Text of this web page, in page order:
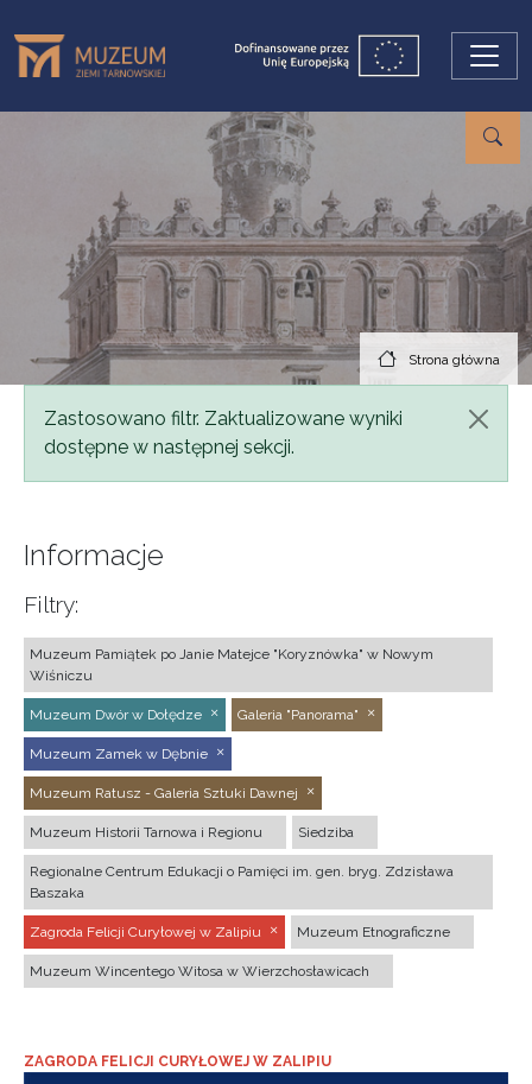
Strona główna
Komunikat
Zastosowano filtr. Zaktualizowane wyniki
dostępne w następnej sekcji.
Informacje
Filtry:
Muzeum Pamiątek po Janie Matejce "Koryznówka" w Nowym
Wiśniczu
Muzeum Dwór w Dołędze Galeria "Panorama"
Muzeum Zamek w Dębnie
Muzeum Ratusz - Galeria Sztuki Dawnej
Muzeum Historii Tarnowa i Regionu Siedziba
Regionalne Centrum Edukacji o Pamięci im. gen. bryg. Zdzisława
Baszaka
Zagroda Felicji Curyłowej w Zalipiu Muzeum Etnograficzne
Muzeum Wincentego Witosa w Wierzchosławicach
ZAGRODA FELICJI CURYŁOWEJ W ZALIPIU